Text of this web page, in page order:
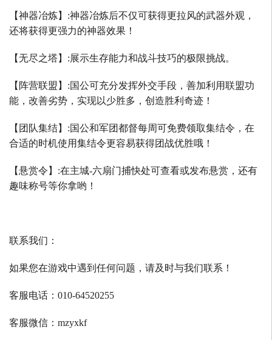
【神器冶炼】 :神器冶炼后不仅可获得更拉风的武器外观，
还将获得更强力的神器效果！
【无尽之塔】 :展示生存能力和战斗技巧的极限挑战。
【阵营联盟】 :国公可充分发挥外交手段，善加利用联盟功
能，改善劣势，实现以少胜多，创造胜利奇迹！
【团队集结】 :国公和军团都督每周可免费领取集结令，在
合适的时机使用集结令更容易获得团战优胜哦！
【悬赏令】 :在主城-六扇门捕快处可查看或发布悬赏，还有
趣味称号等你拿哟！
联系我们：
如果您在游戏中遇到任何问题，请及时与我们联系！
客服电话： 010-64520255
客服微信： mzyxkf